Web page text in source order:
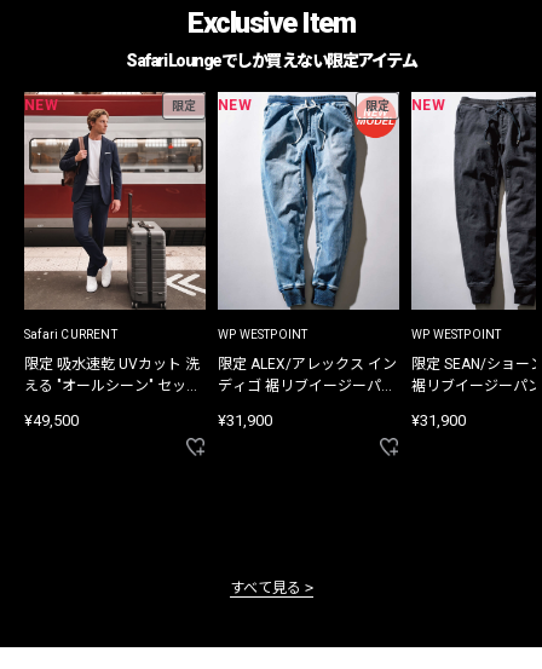
Exclusive Item
Safari Loungeでしか買えない限定アイテム
NEW 限定
Safari CURRENT
限定 吸水速乾 UVカット 洗
える "オールシーン" セット
¥49,500
NEW 限定
WP WESTPOINT
限定 ALEX/アレックス イン
ディゴ 裾リブイージーパン
¥31,900
NEW
WP WESTPOINT
限定 SEAN/ショー
裾リブイージーパ
¥31,900
すべて見る